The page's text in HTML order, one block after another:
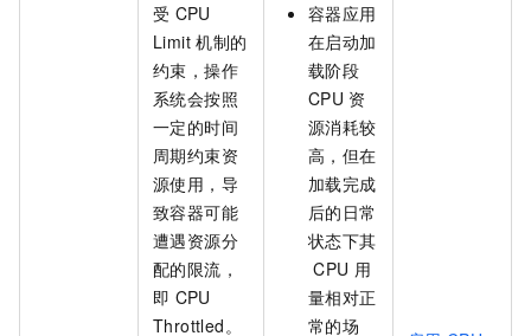
受 CPU
Limit 机制的
约束，操作
系统会按照
一定的时间
周期约束资
源使用，导
致容器可能
遭遇资源分
配的限流，
即 CPU
Throttled。
容器应用
在启动加
载阶段
CPU 资
源消耗较
高，但在
加载完成
后的日常
状态下其
CPU 用
量相对正
常的场